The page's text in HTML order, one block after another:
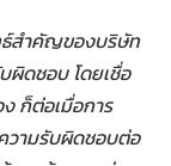
ธ์สำคัญของบริษัท
ผิดชอบ โดยเชื่อ
ก็ต่อเมื่อการ
วามรับผิดชอบต่อ